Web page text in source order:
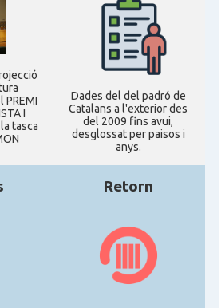
PREMI
I
tasca
Dades del del padró de
Catalans a l'exterior des
del 2009 fins avui,
desglossat per paisos i
anys.
Retorn